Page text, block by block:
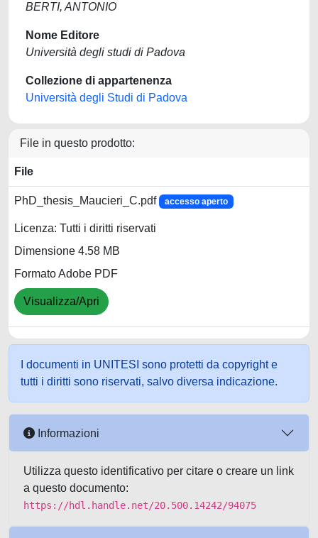
BERTI, ANTONIO
Nome Editore
Università degli studi di Padova
Collezione di appartenenza
Università degli Studi di Padova
File in questo prodotto:
File
PhD_thesis_Maucieri_C.pdf accesso aperto
Licenza: Tutti i diritti riservati
Dimensione 4.58 MB
Formato Adobe PDF
Visualizza/Apri
I documenti in UNITESI sono protetti da copyright e
tutti i diritti sono riservati, salvo diversa indicazione.
Informazioni
Utilizza questo identificativo per citare o creare un link
a questo documento:
https://hdl.handle.net/20.500.14242/94075